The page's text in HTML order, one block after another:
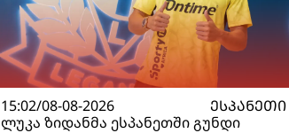
15:02/08-08-2026
ᲔᲡᲞᲐᲜᲔᲗᲘ
ლუკა ზიდანმა ესპანეთში გუნდი